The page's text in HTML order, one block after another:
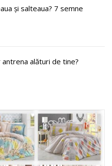
și salteaua? 7 semne
alături de tine?